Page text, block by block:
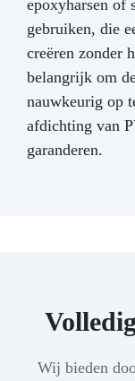
epoxyharsen of
gebruiken, die
creëren zonder
belangrijk om
nauwkeurig op
afdichting van
garanderen.
Wij bieden